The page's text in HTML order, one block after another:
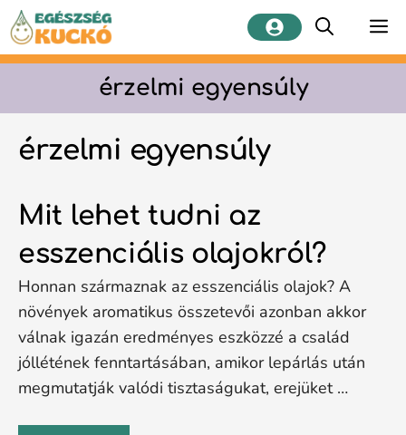
Kilépés
tartalomba
érzelmi egyensúly
érzelmi egyensúly
Mit lehet tudni az
esszenciális olajokról?
Honnan származnak az esszenciális olajok? A
növények aromatikus összetevői azonban akkor
válnak igazán eredményes eszközzé a család
jóllétének fenntartásában, amikor lepárlás után
megmutatják valódi tisztaságukat, erejüket …